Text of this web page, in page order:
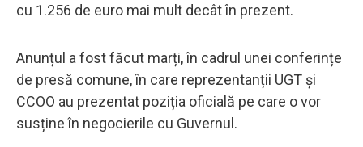
cu 1.256 de euro mai mult decât în prezent.
Anunțul a fost făcut marți, în cadrul unei conferințe
de presă comune, în care reprezentanții UGT și
CCOO au prezentat poziția oficială pe care o vor
susține în negocierile cu Guvernul.